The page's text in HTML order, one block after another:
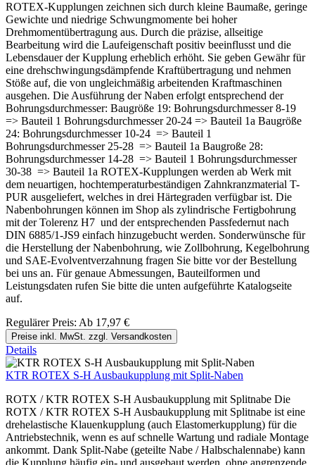
ROTEX-Kupplungen zeichnen sich durch kleine Baumaße, geringe
Gewichte und niedrige Schwungmomente bei hoher
Drehmomentübertragung aus. Durch die präzise, allseitige
Bearbeitung wird die Laufeigenschaft positiv beeinflusst und die
Lebensdauer der Kupplung erheblich erhöht. Sie geben Gewähr für
eine drehschwingungsdämpfende Kraftübertragung und nehmen
Stöße auf, die von ungleichmäßig arbeitenden Kraftmaschinen
ausgehen. Die Ausführung der Naben erfolgt entsprechend der
Bohrungsdurchmesser: Baugröße 19: Bohrungsdurchmesser 8-19
=> Bauteil 1 Bohrungsdurchmesser 20-24 => Bauteil 1a Baugröße
24: Bohrungsdurchmesser 10-24 => Bauteil 1
Bohrungsdurchmesser 25-28 => Bauteil 1a Baugroße 28:
Bohrungsdurchmesser 14-28 => Bauteil 1 Bohrungsdurchmesser
30-38 => Bauteil 1a ROTEX-Kupplungen werden ab Werk mit
dem neuartigen, hochtemperaturbeständigen Zahnkranzmaterial T-
PUR ausgeliefert, welches in drei Härtegraden verfügbar ist. Die
Nabenbohrungen können im Shop als zylindrische Fertigbohrung
mit der Tolerenz H7 und der entsprechenden Passfedernut nach
DIN 6885/1-JS9 einfach hinzugebucht werden. Sonderwünsche für
die Herstellung der Nabenbohrung, wie Zollbohrung, Kegelbohrung
und SAE-Evolventverzahnung fragen Sie bitte vor der Bestellung
bei uns an. Für genaue Abmessungen, Bauteilformen und
Leistungsdaten rufen Sie bitte die unten aufgeführte Katalogseite
auf.
Regulärer Preis: Ab 17,97 €
Preise inkl. MwSt. zzgl. Versandkosten
Details
KTR ROTEX S-H Ausbaukupplung mit Split-Naben
ROTX / KTR ROTEX S-H Ausbaukupplung mit Splitnabe Die
ROTX / KTR ROTEX S-H Ausbaukupplung mit Splitnabe ist eine
drehelastische Klauenkupplung (auch Elastomerkupplung) für die
Antriebstechnik, wenn es auf schnelle Wartung und radiale Montage
ankommt. Dank Split-Nabe (geteilte Nabe / Halbschalennabe) kann